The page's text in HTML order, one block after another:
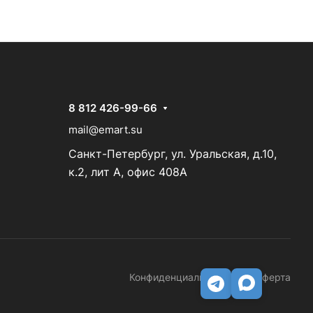
8 812 426-99-66
mail@emart.su
Санкт-Петербург, ул. Уральская, д.10,
к.2, лит А, офис 408А
Конфиденциальность Оферта